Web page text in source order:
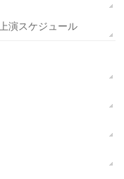
演スケジュール